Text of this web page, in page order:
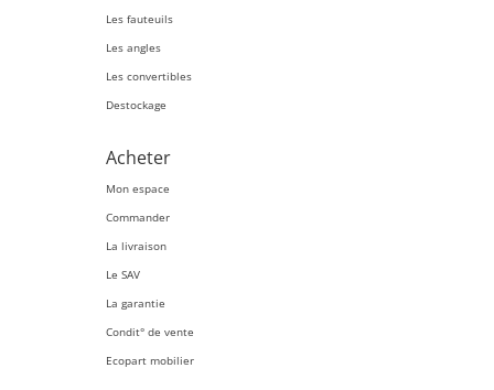
Les fauteuils
Les angles
Les convertibles
Destockage
Acheter
Mon espace
Commander
La livraison
Le SAV
La garantie
Condit° de vente
Ecopart mobilier